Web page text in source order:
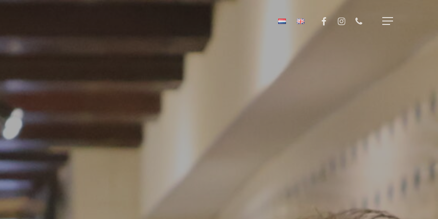
facebookinstagramphone Menu